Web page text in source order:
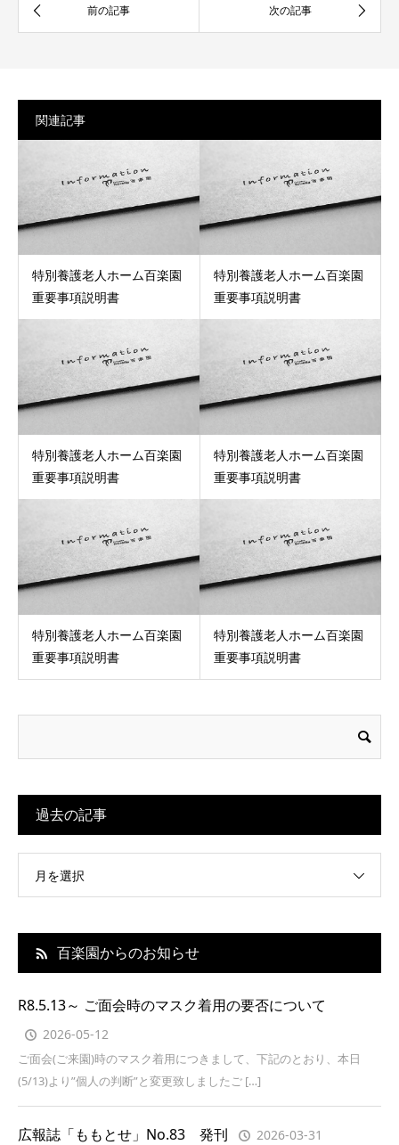
関連記事
特別養護老人ホーム百楽園
重要事項説明書
特別養護老人ホーム百楽園
重要事項説明書
特別養護老人ホーム百楽園
重要事項説明書
特別養護老人ホーム百楽園
重要事項説明書
特別養護老人ホーム百楽園
重要事項説明書
特別養護老人ホーム百楽園
重要事項説明書
過去の記事
月を選択
百楽園からのお知らせ
R8.5.13～ ご面会時のマスク着用の要否について
2026-05-12
ご面会(ご来園)時のマスク着用につきまして、下記のとおり、本日
(5/13)より”個人の判断”と変更致しましたご […]
広報誌「ももとせ」No.83 発刊 2026-03-31